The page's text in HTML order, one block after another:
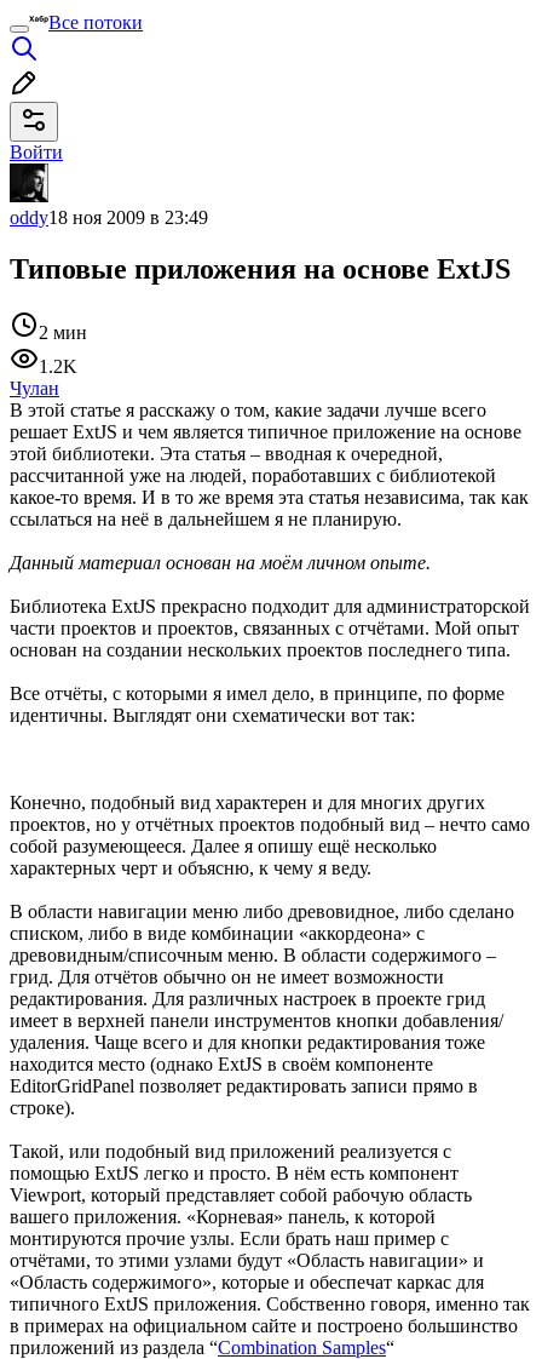
Все потоки
Войти
oddy18 ноя 2009 в 23:49
Типовые приложения на основе ExtJS
2 мин
1.2K
Чулан
В этой статье я расскажу о том, какие задачи лучше всего
решает ExtJS и чем является типичное приложение на основе
этой библиотеки. Эта статья – вводная к очередной,
рассчитанной уже на людей, поработавших с библиотекой
какое-то время. И в то же время эта статья независима, так как
ссылаться на неё в дальнейшем я не планирую.
Данный материал основан на моём личном опыте.
Библиотека ExtJS прекрасно подходит для администраторской
части проектов и проектов, связанных с отчётами. Мой опыт
основан на создании нескольких проектов последнего типа.
Все отчёты, с которыми я имел дело, в принципе, по форме
идентичны. Выглядят они схематически вот так:
Конечно, подобный вид характерен и для многих других
проектов, но у отчётных проектов подобный вид – нечто само
собой разумеющееся. Далее я опишу ещё несколько
характерных черт и объясню, к чему я веду.
В области навигации меню либо древовидное, либо сделано
списком, либо в виде комбинации «аккордеона» с
древовидным/списочным меню. В области содержимого –
грид. Для отчётов обычно он не имеет возможности
редактирования. Для различных настроек в проекте грид
имеет в верхней панели инструментов кнопки добавления/
удаления. Чаще всего и для кнопки редактирования тоже
находится место (однако ExtJS в своём компоненте
EditorGridPanel позволяет редактировать записи прямо в
строке).
Такой, или подобный вид приложений реализуется с
помощью ExtJS легко и просто. В нём есть компонент
Viewport, который представляет собой рабочую область
вашего приложения. «Корневая» панель, к которой
монтируются прочие узлы. Если брать наш пример с
отчётами, то этими узлами будут «Область навигации» и
«Область содержимого», которые и обеспечат каркас для
типичного ExtJS приложения. Собственно говоря, именно так
в примерах на официальном сайте и построено большинство
приложений из раздела “Combination Samples“